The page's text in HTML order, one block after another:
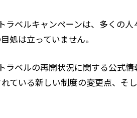
ラベルキャンペーンは、多くの
処は立っていません。
ラベルの再開状況に関する公式
ている新しい制度の変更点、